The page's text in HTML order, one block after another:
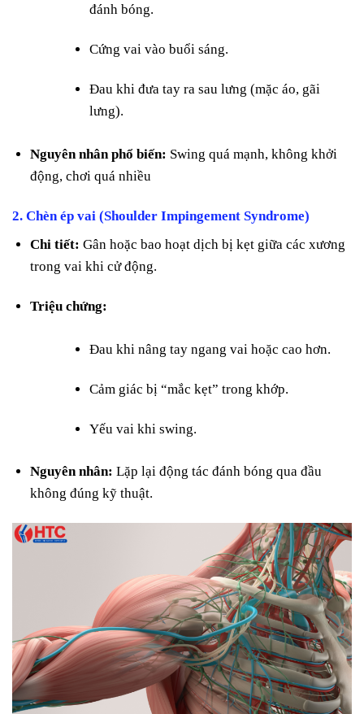
đánh bóng.
Cứng vai vào buổi sáng.
Đau khi đưa tay ra sau lưng (mặc áo, gãi
lưng).
Nguyên nhân phổ biến: Swing quá mạnh, không khởi
động, chơi quá nhiều
2. Chèn ép vai (Shoulder Impingement Syndrome)
Chi tiết: Gân hoặc bao hoạt dịch bị kẹt giữa các xương
trong vai khi cử động.
Triệu chứng:
Đau khi nâng tay ngang vai hoặc cao hơn.
Cảm giác bị “mắc kẹt” trong khớp.
Yếu vai khi swing.
Nguyên nhân: Lặp lại động tác đánh bóng qua đầu
không đúng kỹ thuật.